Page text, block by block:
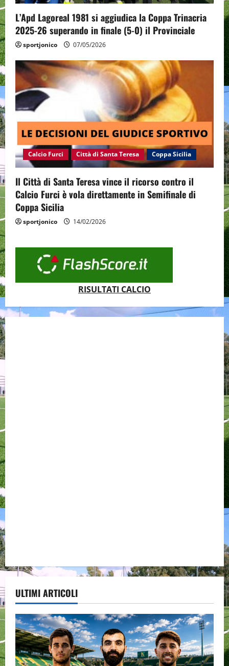
L’Apd Lagoreal 1981 si aggiudica la Coppa Trinacria
2025-26 superando in finale (5-0) il Provinciale
sportjonico 07/05/2026
Calcio Furci Città di Santa Teresa Coppa Sicilia
Il Città di Santa Teresa vince il ricorso contro il
Calcio Furci è vola direttamente in Semifinale di
Coppa Sicilia
sportjonico 14/02/2026
RISULTATI CALCIO
ULTIMI ARTICOLI